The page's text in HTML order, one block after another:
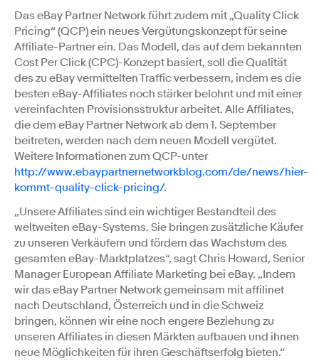
Das eBay Partner Network führt zudem mit „Quality Click
Pricing“ (QCP) ein neues Vergütungskonzept für seine
Affiliate-Partner ein. Das Modell, das auf dem bekannten
Cost Per Click (CPC)-Konzept basiert, soll die Qualität
des zu eBay vermittelten Traffic verbessern, indem es die
besten eBay-Affiliates noch stärker belohnt und mit einer
vereinfachten Provisionsstruktur arbeitet. Alle Affiliates,
die dem eBay Partner Network ab dem 1. September
beitreten, werden nach dem neuen Modell vergütet.
Weitere Informationen zum QCP-unter
http://www.ebaypartnernetworkblog.com/de/news/hier-
kommt-quality-click-pricing/.
„Unsere Affiliates sind ein wichtiger Bestandteil des
weltweiten eBay-Systems. Sie bringen zusätzliche Käufer
zu unseren Verkäufern und fördern das Wachstum des
gesamten eBay-Marktplatzes“, sagt Chris Howard, Senior
Manager European Affiliate Marketing bei eBay. „Indem
wir das eBay Partner Network gemeinsam mit affilinet
nach Deutschland, Österreich und in die Schweiz
bringen, können wir eine noch engere Beziehung zu
unseren Affiliates in diesen Märkten aufbauen und ihnen
neue Möglichkeiten für ihren Geschäftserfolg bieten.“